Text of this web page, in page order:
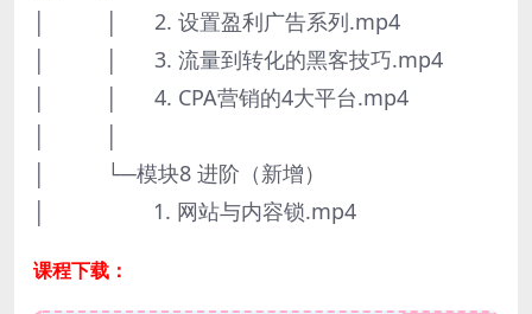
│ │ 2. 设置盈利广告系列.mp4
│ │ 3. 流量到转化的黑客技巧.mp4
│ │ 4. CPA营销的4大平台.mp4
│ └─模块8 进阶（新增）
│ 1. 网站与内容锁.mp4
课程下载：